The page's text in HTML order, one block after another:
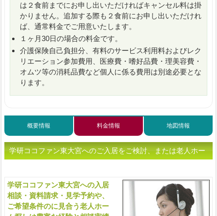
は２食前までにお申し出いただければキャンセル料は掛
かりません。追加する際も２食前にお申し出いただけれ
ば、通常料金でご用意いたします。
１ヶ月30日の場合の料金です。
介護保険自己負担分、有料のサービス利用料およびレク
リエーション参加費用、医療費・嗜好品費・理美容費・
オムツ等の消耗品費など個人に係る費用は別途必要とな
ります。
概要情報 料金情報 地図情報
学研ココファン東大宮へのご入居をご検討、または老人ホー
学研ココファン東大宮への入居
相談・資料請求・見学予約や、
ご希望条件のに見合う老人ホー